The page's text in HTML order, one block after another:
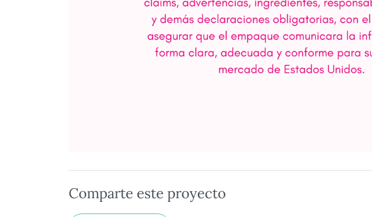
Comparte este proyecto